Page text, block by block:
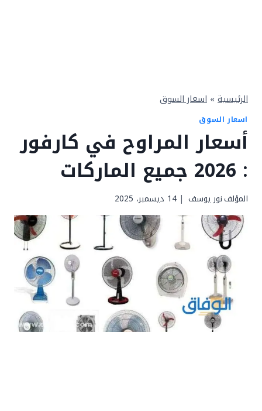
الرئيسية » اسعار السوق
اسعار السوق
أسعار ‏المراوح في كارفور
: 2026 جميع الماركات
المؤلفنور يوسف 14 ديسمبر، 2025